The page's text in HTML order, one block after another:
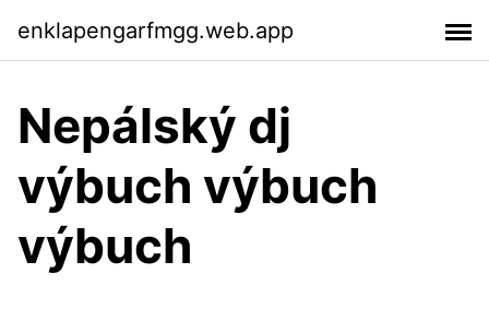
enklapengarfmgg.web.app
Nepálský dj
výbuch výbuch
výbuch